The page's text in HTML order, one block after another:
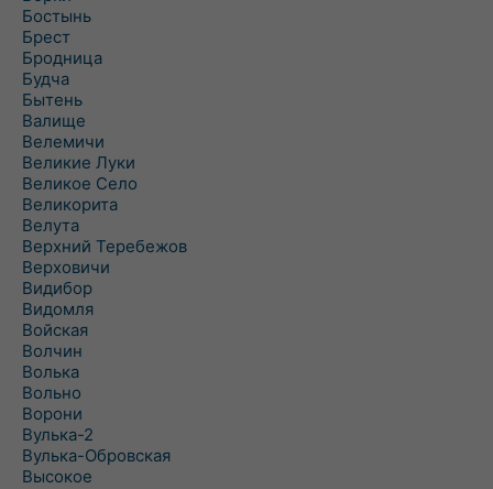
Бостынь
Брест
Бродница
Будча
Бытень
Валище
Велемичи
Великие Луки
Великое Село
Великорита
Велута
Верхний Теребежов
Верховичи
Видибор
Видомля
Войская
Волчин
Волька
Вольно
Ворони
Вулька-2
Вулька-Обровская
Высокое